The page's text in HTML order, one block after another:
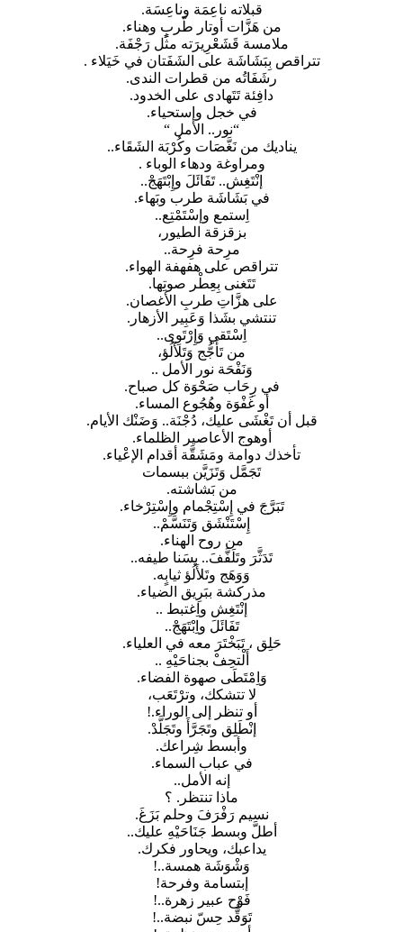
قبلاته ناعِمَة وناعِسَة.
من هَزَّات أوتار طّربٍٍ وهناء.
ملامسة قَشَعْرِيرَته مثل رَجْفَة.
تتراقص بِبَشَاشَة على الشَفَتان في خَيَلاء .
رشَفَاتُه من قطرات الندى.
دافِئة تَتَهادى على الخدود.
في خجل وإستحياء.
“نور.. الأمل “
يناديك من نَغَّصَات وكُرْبَة الشَقَاء..
ومراوغة ودهاء الوباء .
إنْتَغِش.. تَفَائَلَ وإِبْتَهَجْ..
في بَشَاشَة طرب وبَهاء.
اِستمع وإسْتَمْتِع..
بزقزقة الطيور،
مرِحة فرِحة..
تتراقص على هفهفة الهواء.
تَتَغنى بِعِطْر صوتِها.
على هزَّاتِ طربِ الأغصان.
تنتشي بشَذا وَعَبِير الأزهار.
اِسْتَقي وَإِرْتَوِى..
من تَأَجُّج وَتَلأَلُؤ،
وَنَفْحَة نور الأمل ..
في رِحَاب صَحْوَة كل صباح.
أو غَفْوَة وهُجُوع المساء.
قبل أن تَغْشَى عليك، دُجْنَة.. وَضَنْك الأيام.
أوهوج الأعاصير الظلماء.
تأخذك دوامة ومَشَقَّة أقدام الإعْياء.
تَجَمَّل وَتَزَيَّن ببسمات
من بَشاشته.
تَبَرَّجَ في إِسْتِجْمام وإِسْتِرْخاء.
إِسْتَنْشَق وَتَنَسَّمْ..
من روح الهناء.
تَدَثَّرَ وتَلَفَّفَ.. بسَنا طيفه..
وَوَهَج وتَلأَلُؤ ثيابٍه.
مذركشة ببَرِيق الضياء.
إنْتَغِش واِغتبط ..
تَفَائَلَ واِبْتَهَجْ..
حَلِق ، تَبَخْتَرَ معه في العلياء.
أَلْتحِفْ بجناحَيْهِ ..
وَاِمْتَطَى صهوة الفضاء.
لا تتشكك، وترْتَعَب،
أو تنظر إلى الوراء.!
إنْطَلِق وتَجَرَّأَ وتَجَلَّدْ.
وأبسط شِراعك.
في عباب السماء.
إنه الأمل..
ماذا تنتظر. ؟
نسيم رَفْرَفَ وحلم بَزَغَ.
أطلَّ وبسط جَنَاحَيْهِ عليك..
يداعبك، ويحاور فكرك.
وَشْوَشَة همسة..!
إبتسامة وفرحة!
فَوْح عبير زهرة..!
تَوَقُّد حِسّ نبضة..!